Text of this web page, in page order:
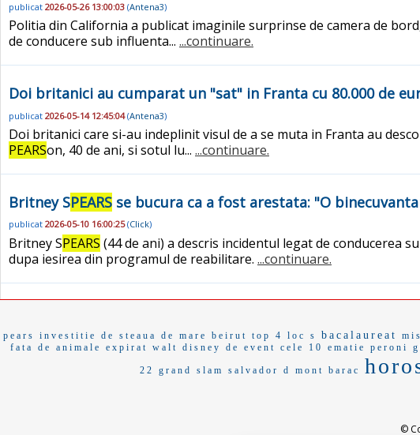
publicat 2026-05-26 13:00:03 (Antena3)
Politia din California a publicat imaginile surprinse de camera de
de conducere sub influenta... ...continuare.
Doi britanici au cumparat un "sat" in Franta cu 80.000 de
publicat 2026-05-14 12:45:04(Antena3)
Doi britanici care si-au indeplinit visul de a se muta in Franta au
PEARSon, 40 de ani, si sotul lu... ...continuare.
Britney SPEARS se bucura ca a fost arestata: "O
publicat 2026-05-10 16:00:25(Click)
Britney SPEARS (44 de ani) a descris incidentul legat de conducerea
dupa iesirea din programul de reabilitare. ...continuare.
pears investitie de steaua de mare beirut top 4 loc s bacalaureat
fata de animale
expirat walt disney de event cele 10 ematie peroni
22 grand slam salvador d mont barac
©